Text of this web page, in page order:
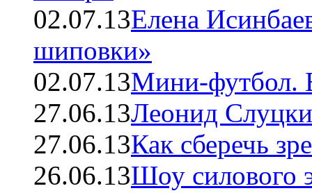
02.07.13Елена
шиповки»
02.07.13Мини-футбол.
27.06.13Леонид
27.06.13Как сберечь
26.06.13Шоу силового